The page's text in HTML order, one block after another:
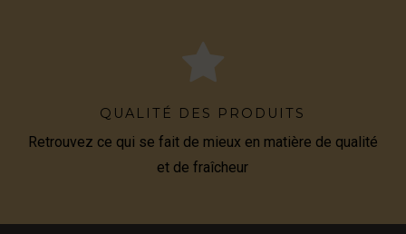
QUALITÉ DES PRODUITS
Retrouvez ce qui se fait de mieux en matière de qualité
et de fraîcheur